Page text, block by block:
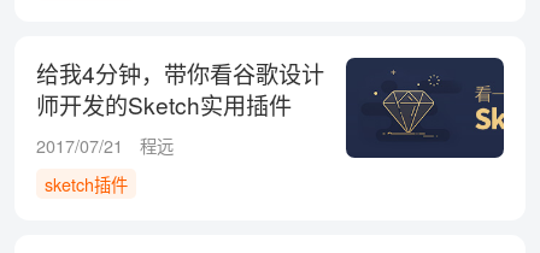
给我4分钟，带你看谷歌设计
师开发的Sketch实用插件
2017/07/21
程远
sketch插件